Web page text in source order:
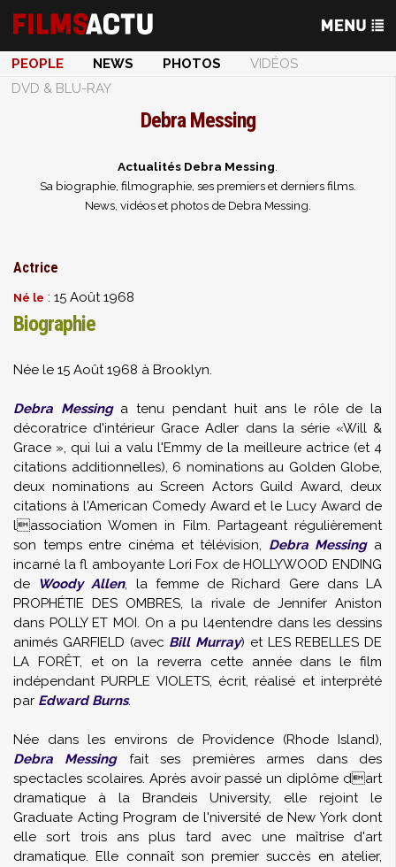
PEOPLE NEWS PHOTOS
VIDÉOS
DVD & BLU-RAY
Debra Messing
Actualités Debra Messing
Sa biographie, filmographie, ses premiers et derniers films.
News, vidéos et photos de Debra Messing.
Actrice
Né le : 15 Août 1968
Biographie
Née le 15 Août 1968 à Brooklyn.
Debra Messinga tenu pendant huit ans le rôle de la
décoratrice d'intérieur Grace Adler dans la série «Will &
Grace », qui lui a valu l'Emmy de la meilleure actrice (et 4
citations additionnelles), 6 nominations au Golden Globe,
deux nominations au Screen Actors Guild Award, deux
citations à l'American Comedy Award et le Lucy Award de
lassociation Women in Film. Partageant régulièrement
son temps entre cinéma et télévision, Debra Messinga
incarné la fl amboyante Lori Fox de HOLLYWOOD ENDING
de Woody Allen, la femme de Richard Gere dans LA
PROPHÉTIE DES OMBRES, la rivale de Jennifer Aniston
dans POLLY ET MOI. On a pu l4entendre dans les dessins
animés GARFIELD (avec Bill Murray) et LES REBELLES DE
LA FORÊT, et on la reverra cette année dans le film
indépendant PURPLE VIOLETS, écrit, réalisé et interprété
par Edward Burns.
Née dans les environs de Providence (Rhode Island),
Debra Messingfait ses premières armes dans des
spectacles scolaires. Après avoir passé un diplôme dart
dramatique à la Brandeis University, elle rejoint le
Graduate Acting Program de l'niversité de New York dont
elle sort trois ans plus tard avec une maîtrise d'art
dramatique. Elle connaît son premier succès en atelier,